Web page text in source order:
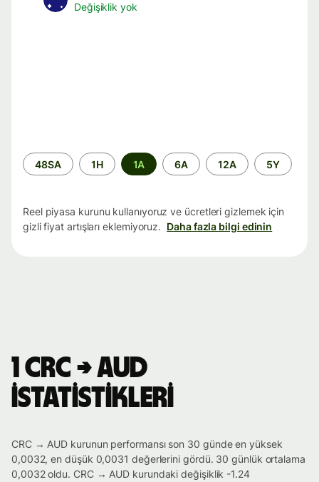
Değişiklik yok
Zaman
aralığı
48SA 1H 1A 6A 12A 5Y
Reel piyasa kurunu kullanıyoruz ve ücretleri gizlemek için
gizli fiyat artışları eklemiyoruz. Daha fazla bilgi edinin
1 CRC → AUD
istatistikleri
CRC → AUD kurunun performansı son 30 günde en yüksek
0,0032, en düşük 0,0031 değerlerini gördü. 30 günlük ortalama
0,0032 oldu. CRC → AUD kurundaki değişiklik -1.24